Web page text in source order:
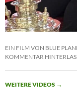
EIN FILM VON BLUE
KOMMENTAR
WEITERE VIDEOS →